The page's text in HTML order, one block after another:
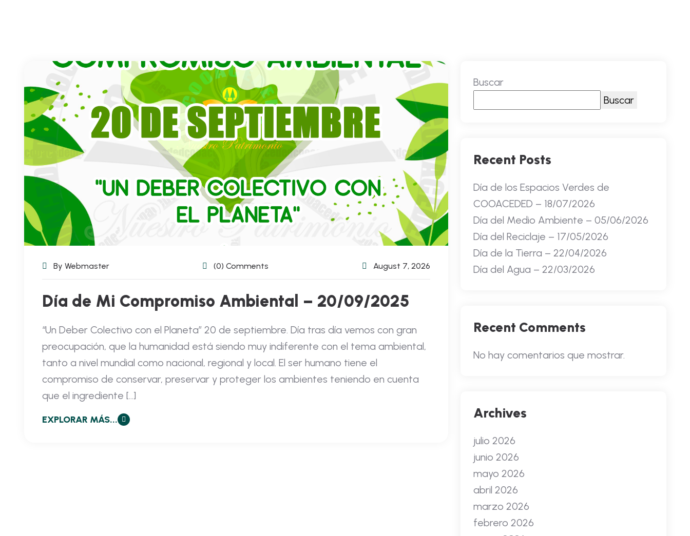
By Webmaster (0) Comments August 7, 2026
Día de Mi Compromiso Ambiental – 20/09/2025
“Un Deber Colectivo con el Planeta” 20 de septiembre. Día tras día vemos con gran
preocupación, que la humanidad está siendo muy indiferente con el tema ambiental,
tanto a nivel mundial como nacional, regional y local. El ser humano tiene el
compromiso de conservar, preservar y proteger los ambientes teniendo en cuenta
que el ingrediente […]
EXPLORAR MÁS...
Buscar
Buscar
Recent Posts
Día de los Espacios Verdes de
COOACEDED – 18/07/2026
Día del Medio Ambiente – 05/06/2026
Día del Reciclaje – 17/05/2026
Día de la Tierra – 22/04/2026
Día del Agua – 22/03/2026
Recent Comments
No hay comentarios que mostrar.
Archives
julio 2026
junio 2026
mayo 2026
abril 2026
marzo 2026
febrero 2026